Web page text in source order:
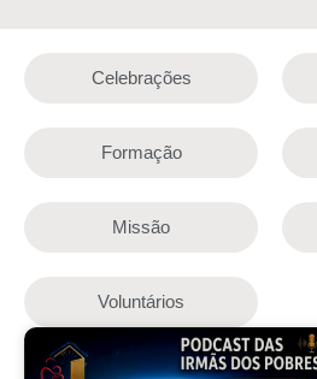
Celebrações
Formação
Missão
Voluntários